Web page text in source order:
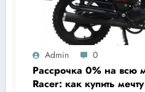
Admin 0
Рассрочка 0% на всю
Racer: как купить